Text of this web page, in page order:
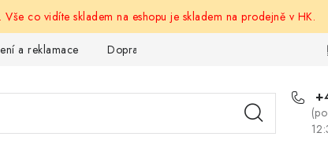
co vidíte skladem na eshopu je skladem na prodejně v HK.
a reklamace Doprava a platba